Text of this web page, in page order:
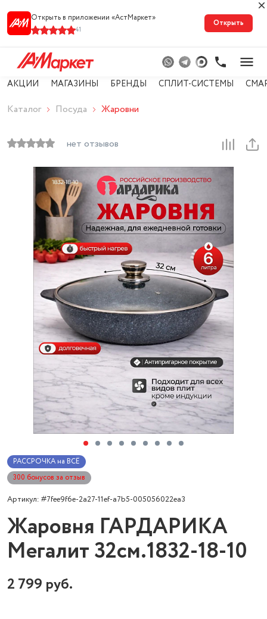
Открыть в приложении «АстМарке‪т‬»
41
Открыть
АКЦИИ МАГАЗИНЫ БРЕНДЫ СПЛИТ-СИСТЕМЫ
Каталог Посуда Жаровни
нет отзывов
РАССРОЧКА на ВСЁ
300 бонусов за отзыв
Артикул: #7fee9f6e-2a27-11ef-a7b5-005056022ea3
Жаровня ГАРДАРИКА
Мегалит 32см.1832-18-10
2 799 руб.